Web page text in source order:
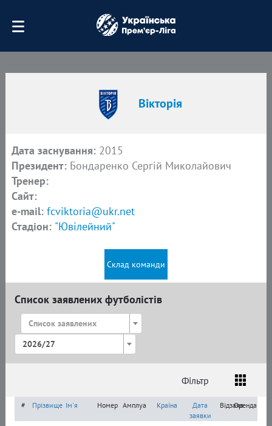
Вікторія
Дата заснування: 2015
Президент: Бондаренко Сергій Миколайович
Тренер:
Сайт:
e-mail: fcviktoria@ukr.net
Стадіон: "Ювілейний"
Склад команди
Список заявлених футболістів
Список заявлених
2026/27
Фільтр
Список
Амплуа Громадянство
# Прізвище Ім'я Номер Амплуа Країна
Дата
заявки
Відзаяв.Оренда